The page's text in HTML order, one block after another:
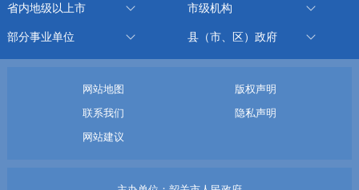
省内地级以上市 市级机构
部分事业单位 县（市、区）政府
网站地图
版权声明
联系我们
隐私声明
网站建议